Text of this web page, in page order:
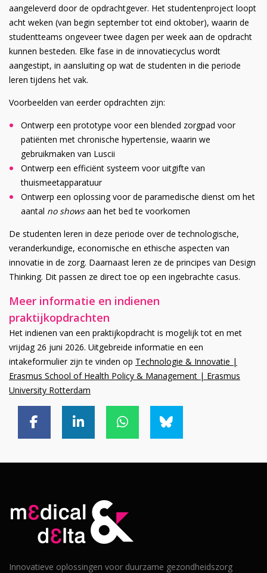
aangeleverd door de opdrachtgever. Het studentenproject loopt
acht weken (van begin september tot eind oktober), waarin de
studentteams ongeveer twee dagen per week aan de opdracht
kunnen besteden. Elke fase in de innovatiecyclus wordt
aangestipt, in aansluiting op wat de studenten in die periode
leren tijdens het vak.
Voorbeelden van eerder opdrachten zijn:
Ontwerp een prototype voor een blended zorgpad voor
patiënten met chronische hypertensie, waarin we
gebruikmaken van Luscii
Ontwerp een efficiënt systeem voor uitgifte van
thuismeetapparatuur
Ontwerp een oplossing voor de paramedische dienst om het
aantal no showsaan het bed te voorkomen
De studenten leren in deze periode over de technologische,
veranderkundige, economische en ethische aspecten van
innovatie in de zorg. Daarnaast leren ze de principes van Design
Thinking. Dit passen ze direct toe op een ingebrachte casus.
Meer informatie en indienen
praktijkopdrachten
Het indienen van een praktijkopdracht is mogelijk tot en met
vrijdag 26 juni 2026. Uitgebreide informatie en een
intakeformulier zijn te vinden op Technologie & Innovatie |
Erasmus School of Health Policy & Management | Erasmus
University Rotterdam
Innovatieve oplossingen voor duurzame gezondheidszorg